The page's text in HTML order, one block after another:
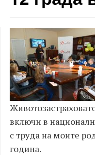
включи в
с труда на моите
година.